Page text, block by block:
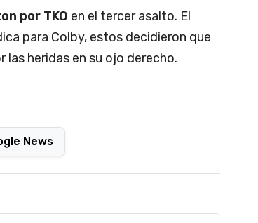
por TKO en el tercer asalto. El
para Colby, estos decidieron que
las heridas en su ojo derecho.
News